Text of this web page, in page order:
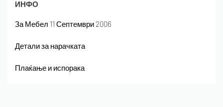
ИНФО
За Мебел 11 Септември 2006
Детали за нарачката
Плаќање и испорака